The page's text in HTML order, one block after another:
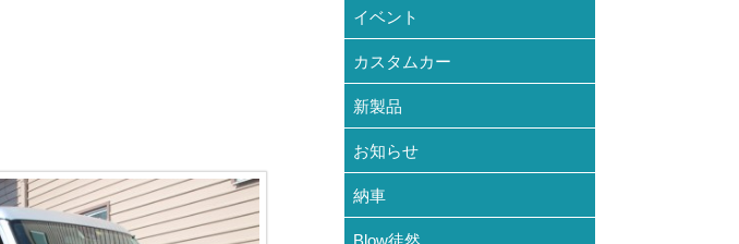
イベント
カスタムカー
新製品
お知らせ
納車
Blow徒然